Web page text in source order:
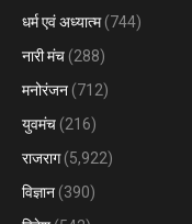
धर्म एवं अध्यात्म(744)
नारी मंच (288)
मनोरंजन (712)
युवमंच (216)
राजराग(5,922)
विज्ञान (390)